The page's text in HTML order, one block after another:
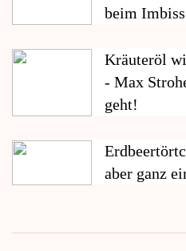
beim Imbiss
Kräuteröl
- Max
geht!
aber ganz